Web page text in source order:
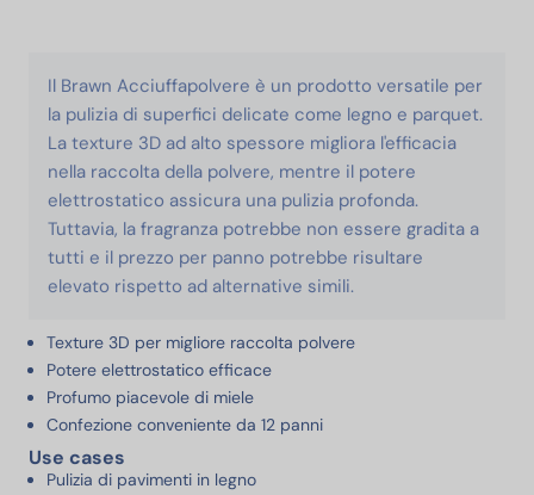
Il Brawn Acciuffapolvere è un prodotto versatile per
la pulizia di superfici delicate come legno e parquet.
La texture 3D ad alto spessore migliora l'efficacia
nella raccolta della polvere, mentre il potere
elettrostatico assicura una pulizia profonda.
Tuttavia, la fragranza potrebbe non essere gradita a
tutti e il prezzo per panno potrebbe risultare
elevato rispetto ad alternative simili.
Texture 3D per migliore raccolta polvere
Potere elettrostatico efficace
Profumo piacevole di miele
Confezione conveniente da 12 panni
Use cases
Pulizia di pavimenti in legno